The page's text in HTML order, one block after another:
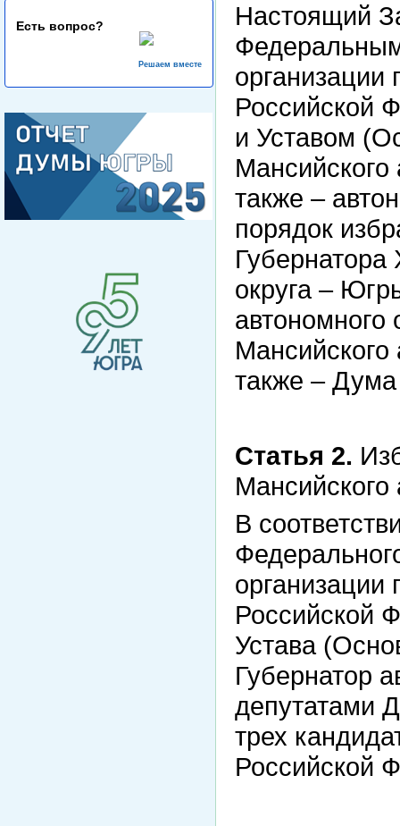
Есть вопрос?
Решаем вместе
Настоящий
организации
Российской
и Уставом
также –
порядок
Губернатора
округа –
также – Дума
Статья 2.
В
организации
Российской
Устава
Губернатор
депутатами
трех
Российской